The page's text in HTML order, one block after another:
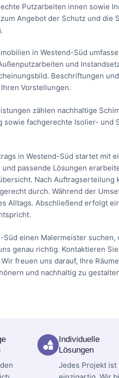
Putzarbeiten innen sowie
Angebot der Schutz und
in Westend-Süd
und
Beschriftungen
Vorstellungen.
zählen nachhaltige
sowie fachgerechte Isolier-
in Westend-Süd startet mit
passende Lösungen
Nach
durch. Während der
Alltags. Abschließend erfolgt
Süd einen Malermeister
genau richtig. Kontaktieren
freuen uns darauf, Ihre
und nachhaltig zu
Individuelle
Lösungen
Jedes Projekt ist